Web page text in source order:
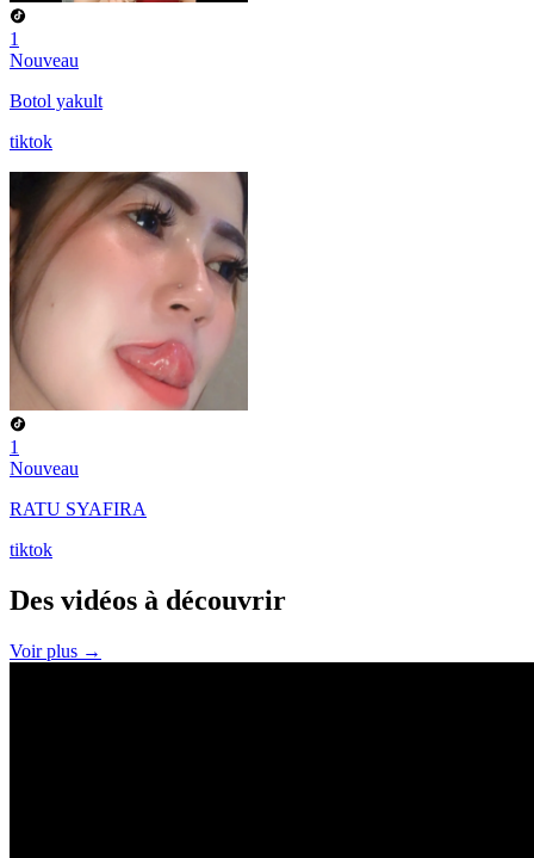
1
Nouveau
Botol yakult
tiktok
1
Nouveau
RATU SYAFIRA
tiktok
Des vidéos à découvrir
Voir plus →